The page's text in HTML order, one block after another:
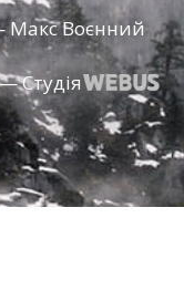
Макс Воєнний
Студія